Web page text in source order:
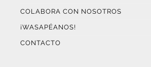
COLABORA CON NOSOTROS
¡WASAPÉANOS!
CONTACTO